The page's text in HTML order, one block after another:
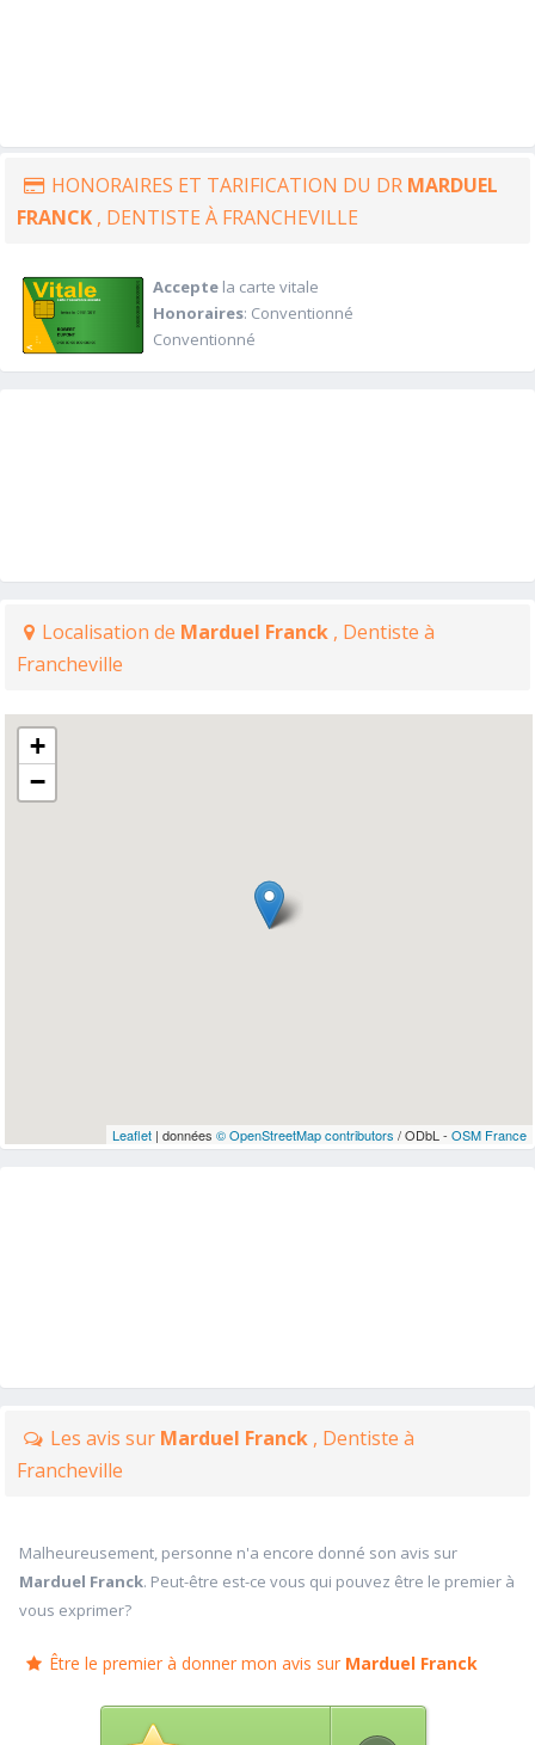
HONORAIRES ET TARIFICATION DU DR MARDUEL
FRANCK , DENTISTE À FRANCHEVILLE
Acceptela carte vitale
Honoraires: Conventionné
Conventionné
Localisation de Marduel Franck , Dentiste à
Francheville
+
−
Leaflet| données © OpenStreetMap contributors / ODbL - OSM France
Les avis sur Marduel Franck , Dentiste à
Francheville
Malheureusement, personne n'a encore donné son avis sur
Marduel Franck. Peut-être est-ce vous qui pouvez être le premier à
vous exprimer?
Être le premier à donner mon avis sur Marduel Franck